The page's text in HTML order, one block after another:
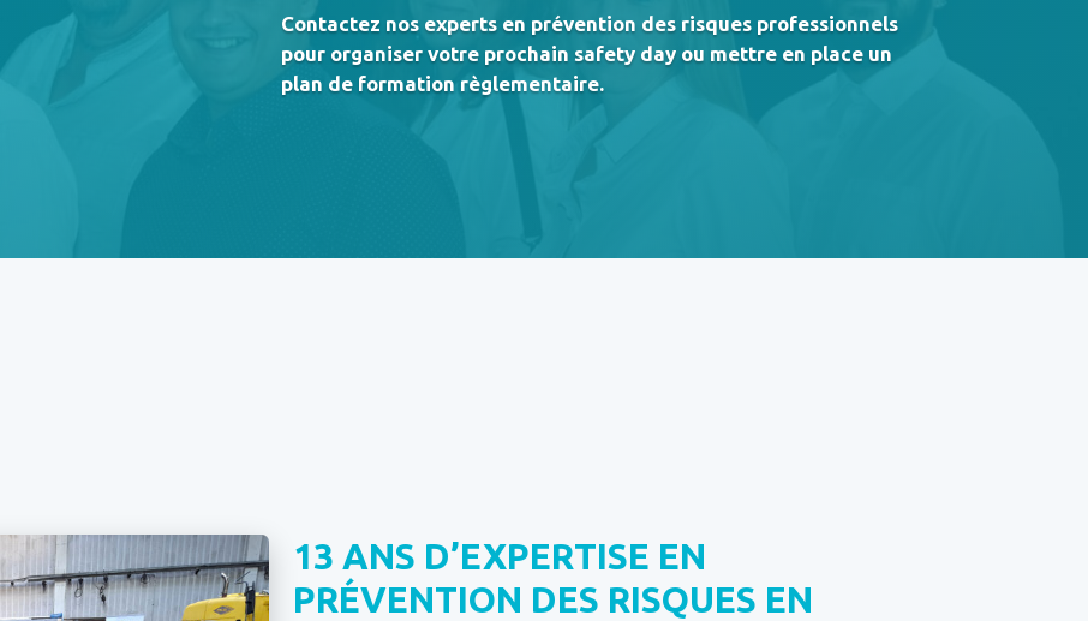
Contactez nos experts en prévention des risques professionnels
pour organiser votre prochain safety day ou mettre en place un
plan de formation règlementaire.
13 ANS D’EXPERTISE EN
PRÉVENTION DES RISQUES EN